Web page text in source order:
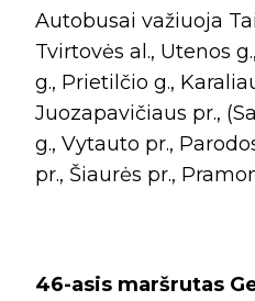
Autobusai važiuoja
Tvirtovės al., Utenos
g., Prietilčio g.,
Juozapavičiaus pr.,
g., Vytauto pr.,
pr., Šiaurės pr.,
46-asis maršrutas